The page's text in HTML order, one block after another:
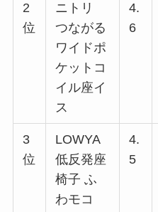
2
位
ニトリ
つながる
ワイドポ
ケットコ
イル座イ
ス
4.
6
3
位
LOWYA
低反発座
椅子 ふ
わモコ
4.
5